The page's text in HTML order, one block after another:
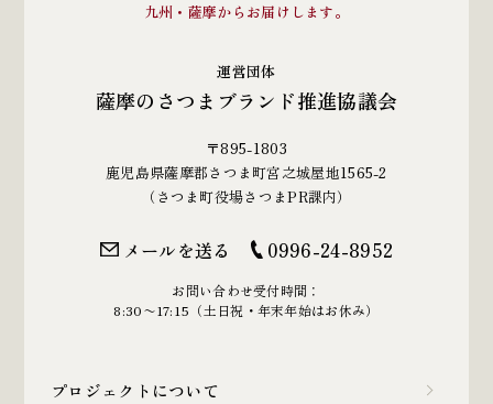
九州・薩摩からお届けします。
運営団体
薩摩のさつまブランド推進協議会
〒895-1803
鹿児島県薩摩郡さつま町宮之城屋地1565-2
（さつま町役場さつまPR課内）
メールを送る 0996-24-8952
お問い合わせ受付時間：
8:30〜17:15（土日祝・年末年始はお休み）
プロジェクトについて